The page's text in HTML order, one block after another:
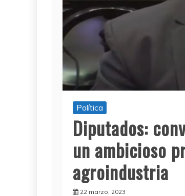
Política
Diputados:
un ambicioso
agroindustria
22 marzo, 2023